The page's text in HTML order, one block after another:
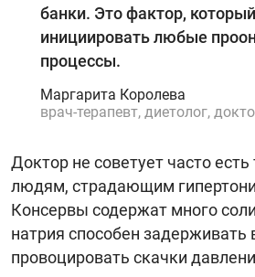
банки. Это фактор,
инициировать любые
процессы.
Маргарита Королева
врач-терапевт, диетолог,
Доктор не советует часто
людям, страдающим
Консервы содержат много
натрия способен задерживать
провоцировать скачки